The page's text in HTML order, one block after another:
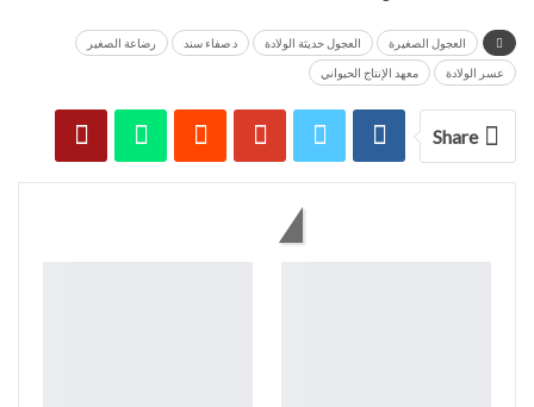
العجول الصغيرة العجول حديثة الولادة د صفاء سند رضاعة الصغير
عسر الولادة معهد الإنتاج الحيواني
Share